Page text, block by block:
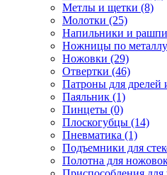
Метлы и щетки (8)
Молотки (25)
Напильники и
Ножницы по металлу
Ножовки (29)
Отвертки (46)
Патроны для дрелей
Паяльник (1)
Пинцеты (0)
Плоскогубцы (14)
Пневматика (1)
Подъемники для
Полотна для